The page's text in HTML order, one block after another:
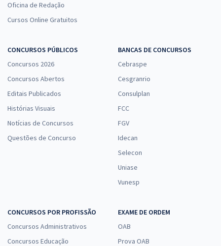
Oficina de Redação
Cursos Online Gratuitos
CONCURSOS PÚBLICOS
Concursos 2026
Concursos Abertos
Editais Publicados
Histórias Visuais
Notícias de Concursos
Questões de Concurso
BANCAS DE CONCURSOS
Cebraspe
Cesgranrio
Consulplan
FCC
FGV
Idecan
Selecon
Uniase
Vunesp
CONCURSOS POR PROFISSÃO
Concursos Administrativos
Concursos Educação
EXAME DE ORDEM
OAB
Prova OAB